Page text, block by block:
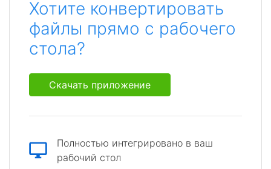
Хотите конвертировать
файлы прямо с рабочего
стола?
Скачать приложение
Полностью интегрировано в ваш
рабочий стол